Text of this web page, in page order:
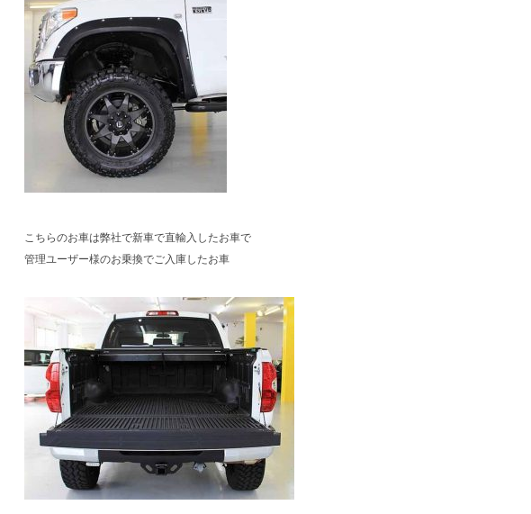
こちらのお車は弊社で新車で直輸入したお車で
管理ユーザー様のお乗換でご入庫したお車